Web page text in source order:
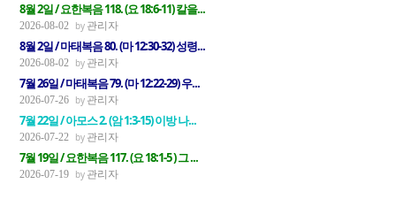
8월 2일 / 요한복음 118. (요 18:6-11) 칼을...
2026-08-02 관리자
8월 2일 / 마태복음 80. (마 12:30-32) 성령...
2026-08-02 관리자
7월 26일 / 마태복음 79. (마 12:22-29) 우...
2026-07-26 관리자
7월 22일 / 아모스 2. (암 1:3-15) 이방 나...
2026-07-22 관리자
7월 19일 / 요한복음 117. (요 18:1-5 ) 그 ...
2026-07-19 관리자